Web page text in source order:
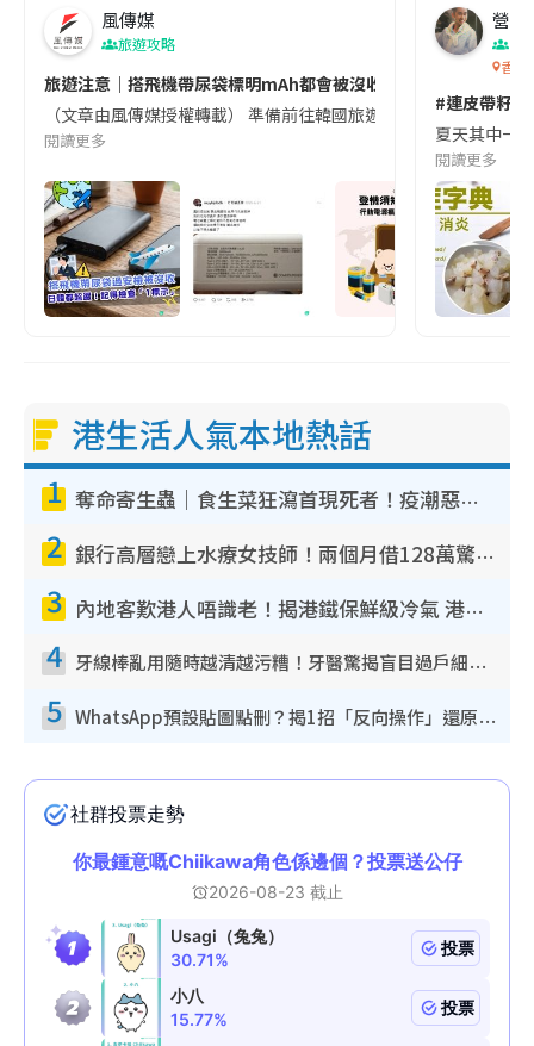
風傳媒
旅遊攻略
旅遊注意｜搭飛機帶尿袋標明mAh都會被沒收😱出發前切記檢查
（文章由風傳媒授權轉載） 準備前往韓國旅遊的民眾，近期要
閱讀更多
營養
香港
#連皮帶籽
夏天其中一
閱讀更多
港生活人氣本地熱話
1 奪命寄生蟲｜食生菜狂瀉首現死者！疫潮惡化錄1.8萬宗病例 揭洗菜3大謬誤
2 銀行高層戀上水療女技師！兩個月借128萬驚覺「沉船」沉落火海 揭背後疑似邪教操控賣淫
3 內地客歎港人唔識老！揭港鐵保鮮級冷氣 港人求放過：咪投訴
4 牙線棒亂用隨時越清越污糟！牙醫驚揭盲目過戶細菌恐致蛀牙：呢種先係日常真保養
5 WhatsApp預設貼圖點刪？揭1招「反向操作」還原簡潔介面 附3步實測教學